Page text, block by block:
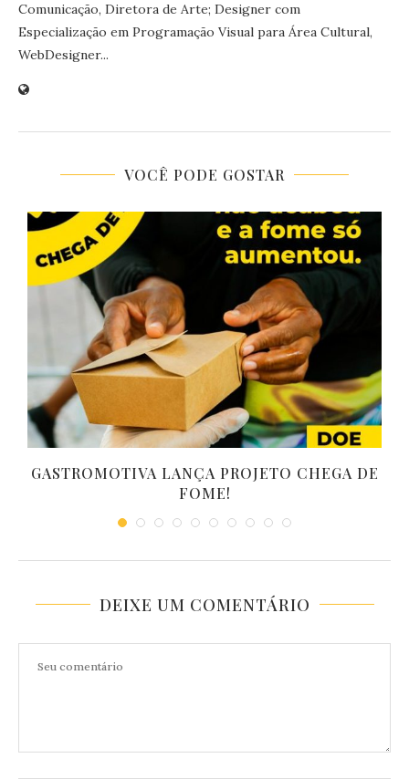
Comunicação, Diretora de Arte; Designer com
Especialização em Programação Visual para Área Cultural,
WebDesigner...
VOCÊ PODE GOSTAR
GASTROMOTIVA LANÇA PROJETO CHEGA DE
FOME!
DEIXE UM COMENTÁRIO